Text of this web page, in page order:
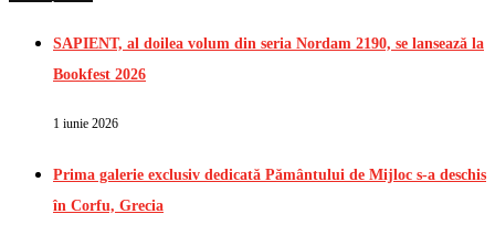
SAPIENT, al doilea volum din seria Nordam 2190, se lansează la
Bookfest 2026
1 iunie 2026
Prima galerie exclusiv dedicată Pământului de Mijloc s-a deschis
în Corfu, Grecia